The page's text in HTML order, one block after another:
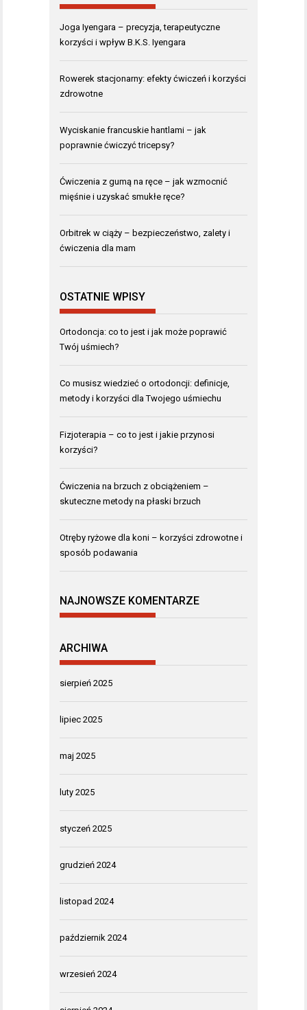
Joga Iyengara – precyzja, terapeutyczne
korzyści i wpływ B.K.S. Iyengara
Rowerek stacjonarny: efekty ćwiczeń i korzyści
zdrowotne
Wyciskanie francuskie hantlami – jak
poprawnie ćwiczyć tricepsy?
Ćwiczenia z gumą na ręce – jak wzmocnić
mięśnie i uzyskać smukłe ręce?
Orbitrek w ciąży – bezpieczeństwo, zalety i
ćwiczenia dla mam
OSTATNIE WPISY
Ortodoncja: co to jest i jak może poprawić
Twój uśmiech?
Co musisz wiedzieć o ortodoncji: definicje,
metody i korzyści dla Twojego uśmiechu
Fizjoterapia – co to jest i jakie przynosi
korzyści?
Ćwiczenia na brzuch z obciążeniem –
skuteczne metody na płaski brzuch
Otręby ryżowe dla koni – korzyści zdrowotne i
sposób podawania
NAJNOWSZE KOMENTARZE
ARCHIWA
sierpień 2025
lipiec 2025
maj 2025
luty 2025
styczeń 2025
grudzień 2024
listopad 2024
październik 2024
wrzesień 2024